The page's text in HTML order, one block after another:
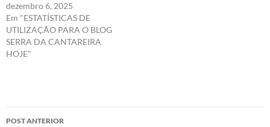
dezembro 6, 2025
Em "ESTATÍSTICAS DE
UTILIZAÇÃO PARA O BLOG
SERRA DA CANTAREIRA
HOJE"
Navegação
POST ANTERIOR